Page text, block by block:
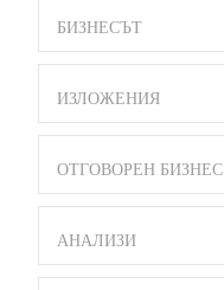
БИЗНЕСЪТ
ИЗЛОЖЕНИЯ
ОТГОВОРЕН БИЗНЕС
АНАЛИЗИ